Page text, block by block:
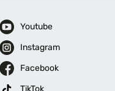
Youtube
Instagram
Facebook